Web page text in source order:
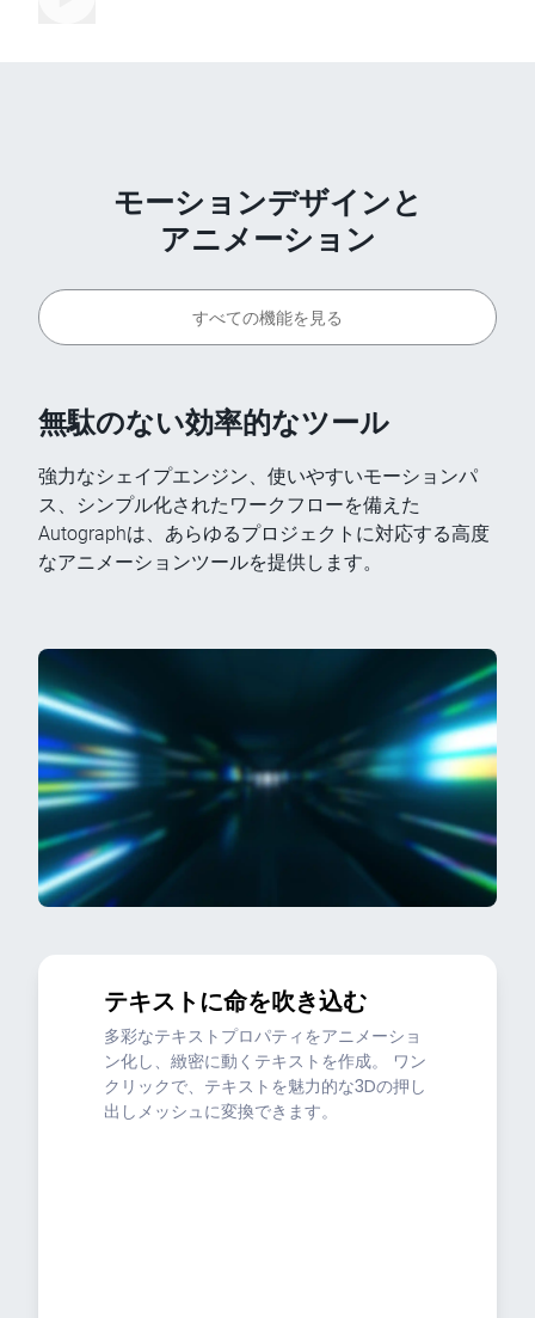
モーションデザインと
アニメーション
すべての機能を見る
無駄のない効率的なツール
強力なシェイプエンジン、使いやすいモーションパ
ス、シンプル化されたワークフローを備えた
Autographは、あらゆるプロジェクトに対応する高度
なアニメーションツールを提供します。
テキストに命を吹き込む
多彩なテキストプロパティをアニメーショ
ン化し、緻密に動くテキストを作成。 ワン
クリックで、テキストを魅力的な3Dの押し
出しメッシュに変換できます。